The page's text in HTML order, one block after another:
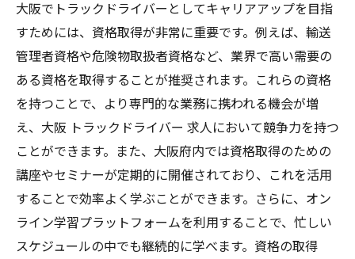
大阪でトラックドライバーとしてキャリアアップを目指
すためには、資格取得が非常に重要です。例えば、輸送
管理者資格や危険物取扱者資格など、業界で高い需要の
ある資格を取得することが推奨されます。これらの資格
を持つことで、より専門的な業務に携われる機会が増
え、大阪 トラックドライバー 求人において競争力を持つ
ことができます。また、大阪府内では資格取得のための
講座やセミナーが定期的に開催されており、これを活用
することで効率よく学ぶことができます。さらに、オン
ライン学習プラットフォームを利用することで、忙しい
スケジュールの中でも継続的に学べます。資格の取得